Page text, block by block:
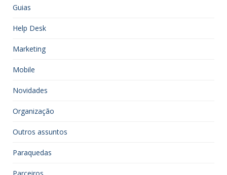
Guias
Help Desk
Marketing
Mobile
Novidades
Organização
Outros assuntos
Paraquedas